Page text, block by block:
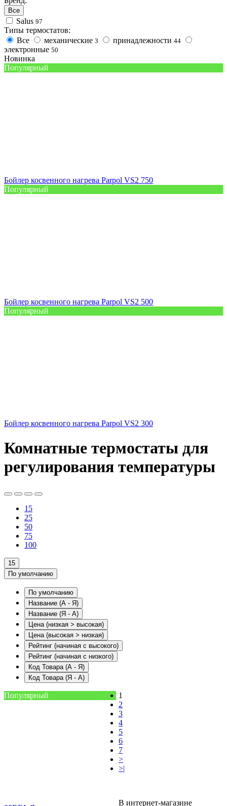
Все
Salus 97
Типы термостатов:
Все
механические 3 принадлежности 44
электронные 50
Новинка
Популярный
Бойлер косвенного нагрева Parpol VS2 750
Популярный
Бойлер косвенного нагрева Parpol VS2 500
Популярный
Бойлер косвенного нагрева Parpol VS2 300
Комнатные термостаты для
регулирования температуры
15
25
50
75
100
15
По умолчанию
По умолчанию
Название (А - Я)
Название (Я - А)
Цена (низкая > высокая)
Цена (высокая > низкая)
Рейтинг (начиная с высокого)
Рейтинг (начиная с низкого)
Код Товара (А - Я)
Код Товара (Я - А)
Популярный
1
2
3
4
5
6
7
>
>|
В интернет-магазине